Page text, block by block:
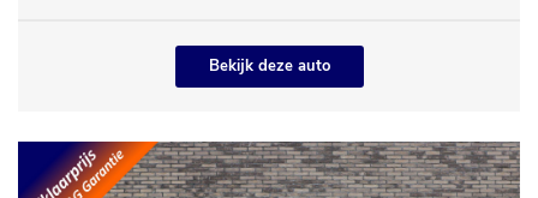
Bekijk deze auto